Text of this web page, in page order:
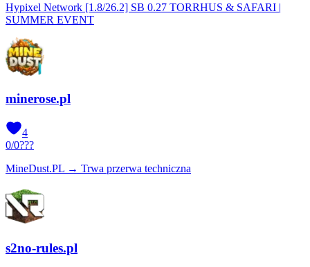
Hypixel Network [1.8/26.2] SB 0.27 TORRHUS & SAFARI |
SUMMER EVENT
minerose.pl
4
0/0???
MineDust.PL → Trwa przerwa techniczna
s2no-rules.pl